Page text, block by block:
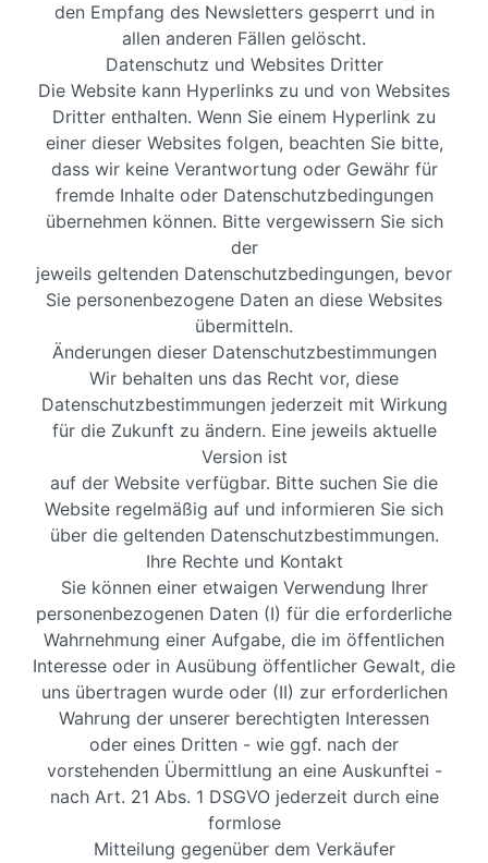
den Empfang des Newsletters gesperrt und in
allen anderen Fällen gelöscht.
Datenschutz und Websites Dritter
Die Website kann Hyperlinks zu und von Websites
Dritter enthalten. Wenn Sie einem Hyperlink zu
einer dieser Websites folgen, beachten Sie bitte,
dass wir keine Verantwortung oder Gewähr für
fremde Inhalte oder Datenschutzbedingungen
übernehmen können. Bitte vergewissern Sie sich
der
jeweils geltenden Datenschutzbedingungen, bevor
Sie personenbezogene Daten an diese Websites
übermitteln.
Änderungen dieser Datenschutzbestimmungen
Wir behalten uns das Recht vor, diese
Datenschutzbestimmungen jederzeit mit Wirkung
für die Zukunft zu ändern. Eine jeweils aktuelle
Version ist
auf der Website verfügbar. Bitte suchen Sie die
Website regelmäßig auf und informieren Sie sich
über die geltenden Datenschutzbestimmungen.
Ihre Rechte und Kontakt
Sie können einer etwaigen Verwendung Ihrer
personenbezogenen Daten (I) für die erforderliche
Wahrnehmung einer Aufgabe, die im öffentlichen
Interesse oder in Ausübung öffentlicher Gewalt, die
uns übertragen wurde oder (II) zur erforderlichen
Wahrung der unserer berechtigten Interessen
oder eines Dritten - wie ggf. nach der
vorstehenden Übermittlung an eine Auskunftei -
nach Art. 21 Abs. 1 DSGVO jederzeit durch eine
formlose
Mitteilung gegenüber dem Verkäufer